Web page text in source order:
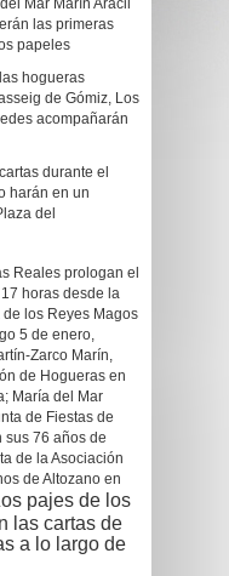
Mar Marín Aracil
las primeras
papeles
hogueras
de Gómiz, Los
acompañarán
durante el
harán en un
del
Reales prologan el
horas desde la
los Reyes Magos
5 de enero,
Zarco Marín,
de Hogueras en
María del Mar
de Fiestas de
sus 76 años de
de la Asociación
de Altozano en
os pajes de los
las cartas de
a lo largo de